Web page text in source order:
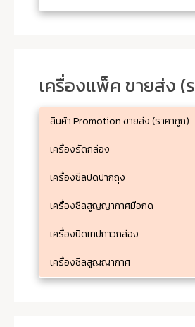
เครื่องแพ็ค ขายส่ง (
สินค้า Promotion ขายส่ง (ราคาถูก)
เครื่องรัดกล่อง
เครื่องซีลปิดปากถุง
เครื่องซีลสูญญากาศมือกด
เครื่องปิดเทปกาวกล่อง
เครื่องซีลสูญญากาศ